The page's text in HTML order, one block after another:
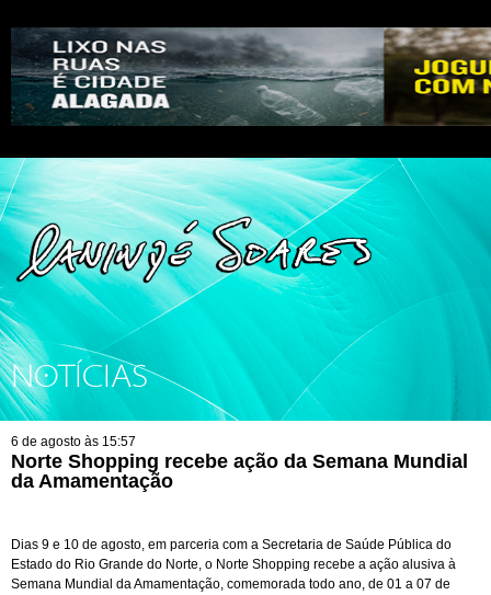
NOTÍCIAS
6 de agosto às 15:57
Norte Shopping recebe ação da Semana Mundial
da Amamentação
Dias 9 e 10 de agosto, em parceria com a Secretaria de Saúde Pública do
Estado do Rio Grande do Norte, o Norte Shopping recebe a ação alusiva à
Semana Mundial da Amamentação, comemorada todo ano, de 01 a 07 de